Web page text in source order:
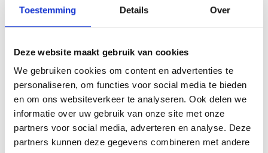
Toestemming Details Over
Deze website maakt gebruik van cookies
We gebruiken cookies om content en advertenties te
personaliseren, om functies voor social media te bieden
en om ons websiteverkeer te analyseren. Ook delen we
informatie over uw gebruik van onze site met onze
partners voor social media, adverteren en analyse. Deze
partners kunnen deze gegevens combineren met andere